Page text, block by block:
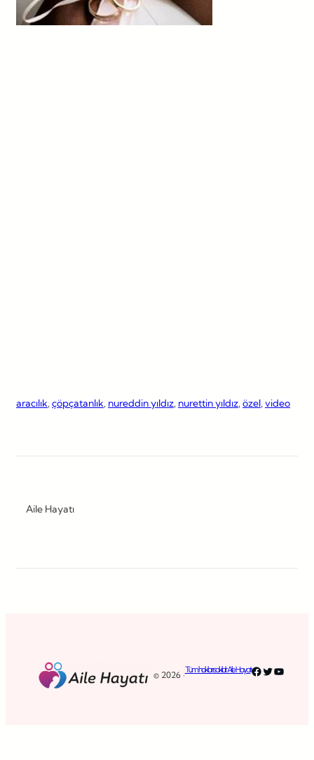
aracılık, çöpçatanlık, nureddin yıldız, nurettin yıldız, özel, video
Aile Hayatı
© 2026 ·
Tüm hakları saklıdır. Aile HayatıFacebook
Twitter